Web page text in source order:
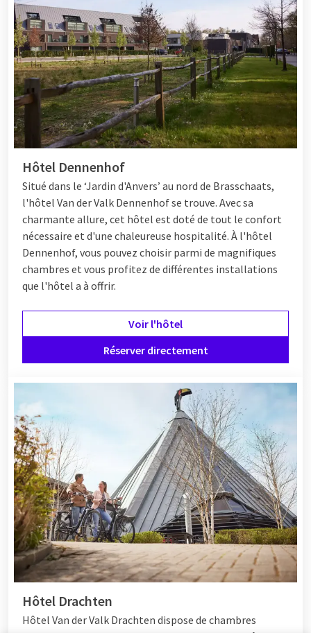
Hôtel Dennenhof
Situé dans le ‘Jardin d'Anvers’ au nord de Brasschaats,
l'hôtel Van der Valk Dennenhof se trouve. Avec sa
charmante allure, cet hôtel est doté de tout le confort
nécessaire et d'une chaleureuse hospitalité. À l'hôtel
Dennenhof, vous pouvez choisir parmi de magnifiques
chambres et vous profitez de différentes installations
que l'hôtel a à offrir.
Voir l'hôtel
Réserver directement
Hôtel Drachten
Hôtel Van der Valk Drachten dispose de chambres